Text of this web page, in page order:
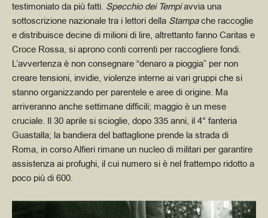
testimoniato da più fatti. Specchio dei Tempiavvia una
sottoscrizione nazionale tra i lettori della Stampache raccoglie
e distribuisce decine di milioni di lire, altrettanto fanno Caritas e
Croce Rossa, si aprono conti correnti per raccogliere fondi.
L’avvertenza è non consegnare “denaro a pioggia” per non
creare tensioni, invidie, violenze interne ai vari gruppi che si
stanno organizzando per parentele e aree di origine. Ma
arriveranno anche settimane difficili; maggio è un mese
cruciale. Il 30 aprile si scioglie, dopo 335 anni, il 4° fanteria
Guastalla; la bandiera del battaglione prende la strada di
Roma, in corso Alfieri rimane un nucleo di militari per garantire
assistenza ai profughi, il cui numero si è nel frattempo ridotto a
poco più di 600.